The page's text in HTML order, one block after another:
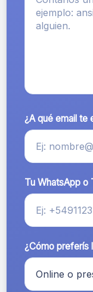
¿A qué email te
Tu WhatsApp o
¿Cómo preferís